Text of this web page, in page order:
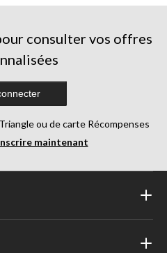
consulter vos offres
ou de carte Récompenses
maintenant